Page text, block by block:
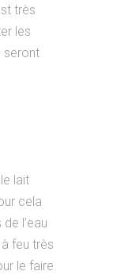
très
les
seront
lait
cela
l’eau
feu très
le faire